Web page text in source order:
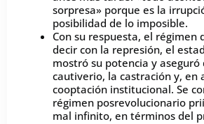
sorpresa» porque es la
posibilidad de lo imposible.
Con su respuesta, el régimen
decir con la represión, el
mostró su potencia y aseguró
cautiverio, la castración y, en
cooptación institucional. Se
régimen posrevolucionario
mal infinito, en términos del